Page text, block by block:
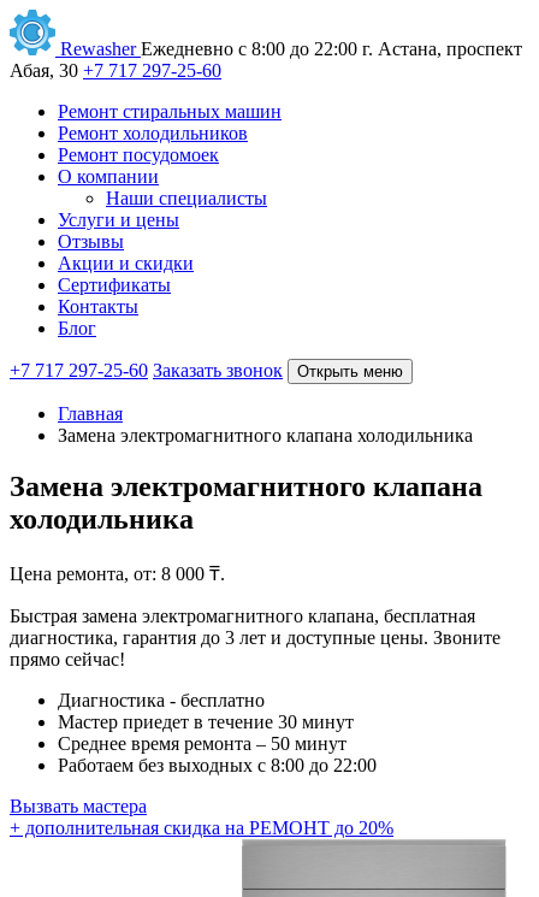
Rewasher Ежедневно с 8:00 до 22:00 г. Астана, проспект
Абая, 30 +7 717 297-25-60
Ремонт стиральных машин
Ремонт холодильников
Ремонт посудомоек
О компании
Наши специалисты
Услуги и цены
Отзывы
Акции и скидки
Сертификаты
Контакты
Блог
+7 717 297-25-60 Заказать звонок Открыть меню
Главная
Замена электромагнитного клапана холодильника
Замена электромагнитного клапана
холодильника
Цена ремонта, от: 8 000 ₸.
Быстрая замена электромагнитного клапана, бесплатная
диагностика, гарантия до 3 лет и доступные цены. Звоните
прямо сейчас!
Диагностика - бесплатно
Мастер приедет в течение 30 минут
Среднее время ремонта – 50 минут
Работаем без выходных с 8:00 до 22:00
Вызвать мастера
+ дополнительная скидка на РЕМОНТ до 20%